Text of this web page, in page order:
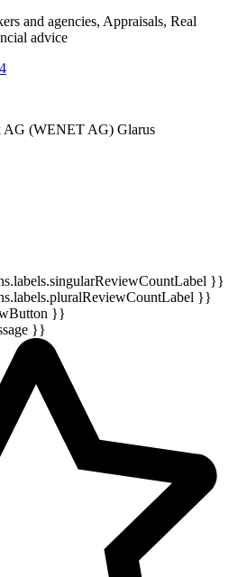
and agencies, Appraisals, Real
advice
AG (WENET AG) Glarus
}}
}}
}}
}}